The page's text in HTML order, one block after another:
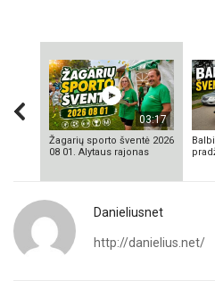
03:17
Žagarių sporto šventė 2026
08 01. Alytaus rajonas
Danieliusnet
http://danielius.net/